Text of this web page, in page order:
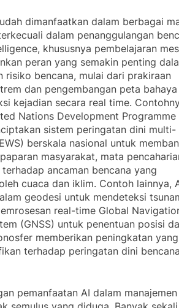
dimanfaatkan dalam berbagai
dalam penanggulangan
khususnya pembelajaran
peran yang semakin penting
risiko bencana, mulai dari prakiraan
dan pengembangan peta bahaya
kejadian secara real time.
Nations Development Programme
sistem peringatan dini multi-
berskala nasional untuk
masyarakat, mata
ancaman bencana yang
cuaca dan iklim. Contoh lainnya,
geodesi untuk mendeteksi
real-time Global
(GNSS) untuk penentuan posisi
memberikan peningkatan yang
terhadap peringatan dini
pemanfaatan AI dalam manajemen